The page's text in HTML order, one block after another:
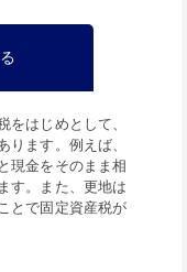
をはじめとして、
ります。例えば、
現金をそのまま相
す。また、更地は
とで固定資産税が